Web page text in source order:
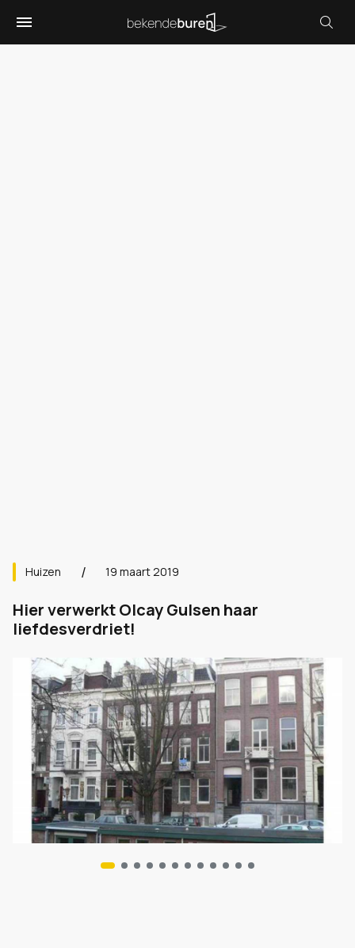
Huizen 19 maart 2019
Hier verwerkt Olcay Gulsen haar
liefdesverdriet!